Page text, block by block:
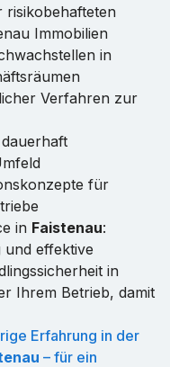
risikobehafteten
Immobilien
in
Verfahren zur
für
in Faistenau:
und effektive
in
Ihrem Betrieb, damit
Erfahrung in der
– für ein